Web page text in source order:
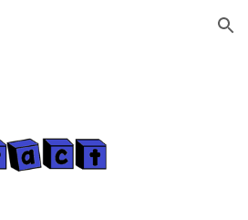
Skip to navigation